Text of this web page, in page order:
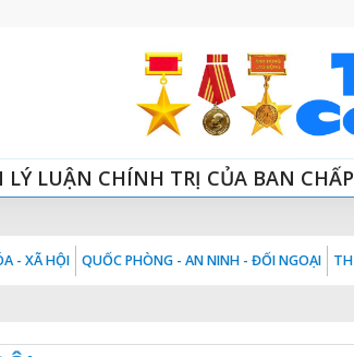
LÝ LUẬN CHÍNH TRỊ CỦA BAN
- XÃ HỘI QUỐC PHÒNG - AN NINH - ĐỐI NGOẠI